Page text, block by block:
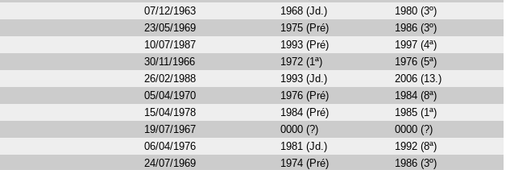
07/12/1963 1968 (Jd.)
1980 (3º)
23/05/1969 1975 (Pré)
1986 (3º)
10/07/1987 1993 (Pré)
1997 (4ª)
30/11/1966 1972 (1ª)
1976 (5ª)
26/02/1988 1993 (Jd.)
2006 (13.)
05/04/1970 1976 (Pré)
1984 (8ª)
15/04/1978 1984 (Pré)
1985 (1ª)
19/07/1967 0000 (?)
0000 (?)
06/04/1976 1981 (Jd.)
1992 (8ª)
24/07/1969 1974 (Pré)
1986 (3º)